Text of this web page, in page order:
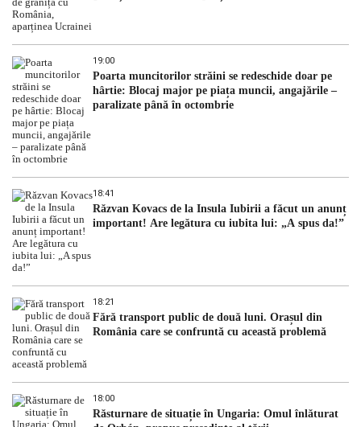
19:00
Poarta muncitorilor străini se redeschide doar pe
hârtie: Blocaj major pe piața muncii, angajările –
paralizate până în octombrie
18:41
Răzvan Kovacs de la Insula Iubirii a făcut un anunț
important! Are legătura cu iubita lui: „A spus da!”
18:21
Fără transport public de două luni. Orașul din
România care se confruntă cu această problemă
18:00
Răsturnare de situație în Ungaria: Omul înlăturat